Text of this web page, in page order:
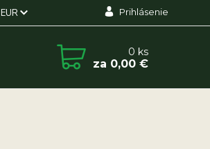
EUR Prihlásenie
0 ks
za 0,00 €